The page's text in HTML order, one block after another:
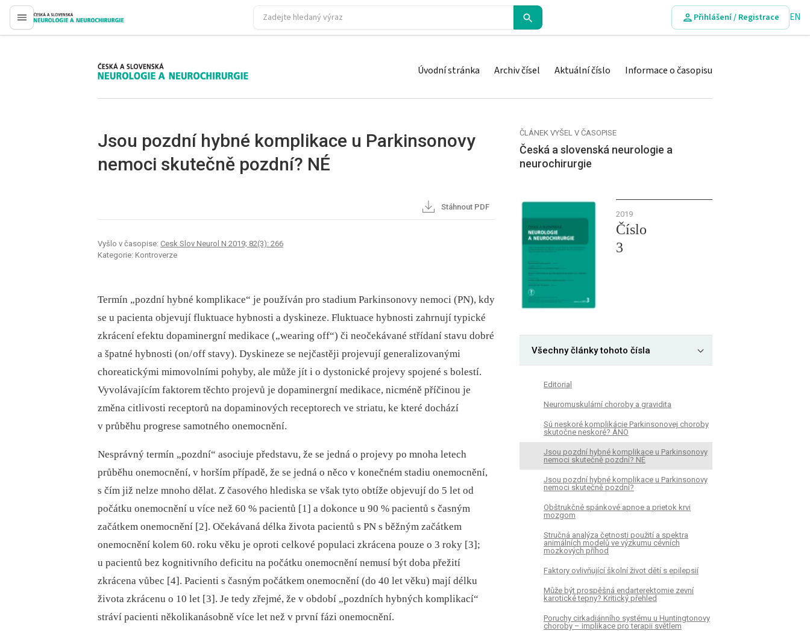
proLékaře.cz
Přihlášení / Registrace EN
proLékaře.cz Úvodní stránka Archiv čísel Aktuální číslo Informace o časopisu
Jsou pozdní hybné komplikace u Parkinsonovy
nemoci skutečně pozdní? NÉ
Stáhnout PDF
Vyšlo v časopise: Cesk Slov Neurol N 2019; 82(3): 266
Kategorie: Kontroverze
Termín „pozdní hybné komplikace“ je používán pro stadium Parkinsonovy nemoci (PN), kdy
se u pacienta objevují fluktuace hybnosti a dyskineze. Fluktuace hybnosti zahrnují typické
zkrácení efektu dopaminergní medikace („wearing off“) či neočekávané střídaní stavu dobré
a špatné hybnosti (on/off stavy). Dyskineze se nejčastěji projevují generalizovanými
choreatickými mimovolními pohyby, ale může jít i o dystonické projevy spojené s bolestí.
Vyvolávajícím faktorem těchto projevů je dopaminergní medikace, nicméně příčinou je
změna citlivosti receptorů na dopaminových receptorech ve striatu, ke které dochází
v průběhu progrese samotného onemocnění.
Nesprávný termín „pozdní“ asociuje představu, že se jedná o projevy po mnoha letech
průběhu onemocnění, v horším případě, že se jedná o něco v konečném stadiu onemocnění,
s čím již nelze mnoho dělat. Z časového hlediska se však tyto obtíže objevují do 5 let od
počátku onemocnění u více než 60 % pacientů [1] a dokonce u 90 % pacientů s časným
začátkem onemocnění [2]. Očekávaná délka života pacientů s PN s běžným začátkem
onemocnění kolem 60. roku věku je oproti celkové populaci zkrácena pouze o 3 roky [3];
u pacientů bez kognitivního deficitu na počátku onemocnění nemusí být doba přežití
zkrácena vůbec [4]. Pacienti s časným počátkem onemocnění (do 40 let věku) mají délku
života zkrácenu o 10 let [3]. Je tedy zřejmé, že v období „pozdních hybných komplikací“
stráví pacienti několikanásobně více let než v první fázi onemocnění.
ČLÁNEK VYŠEL V ČASOPISE
Česká a slovenská neurologie a
neurochirurgie
2019
Číslo
3
Všechny články tohoto čísla
Editorial
Neuromuskulární choroby a gravidita
Sú neskoré komplikácie Parkinsonovej choroby
skutočne neskoré? ÁNO
Jsou pozdní hybné komplikace u Parkinsonovy
nemoci skutečně pozdní? NÉ
Jsou pozdní hybné komplikace u Parkinsonovy
nemoci skutečně pozdní?
Obštrukčné spánkové apnoe a prietok krvi
mozgom
Stručná analýza četnosti použití a spektra
animálních modelů ve výzkumu cévních
mozkových příhod
Faktory ovlivňující školní život dětí s epilepsií
Může být prospěšná endarterektomie zevní
karotické tepny? Kritický přehled
Poruchy cirkadiánního systému u Huntingtonovy
choroby – implikace pro terapii světlem